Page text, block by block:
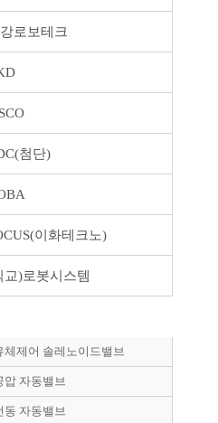
로보테크
첨단)
이화테크노)
교)로봇시스템
체제어 솔레노이드밸브
압 자동밸브
동 자동밸브